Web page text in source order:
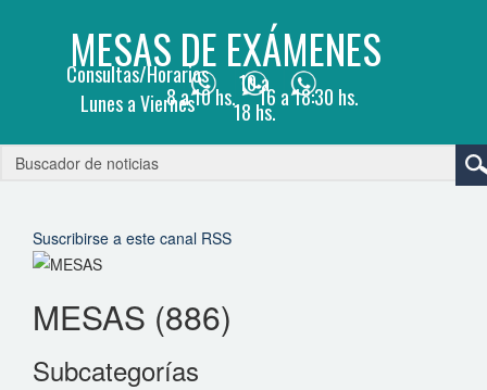
Suscribirse a este canal RSS
MESAS (886)
Subcategorías